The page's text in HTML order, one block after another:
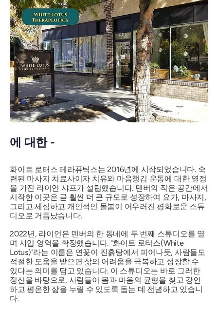
에 대한 -
화이트 로터스 테라퓨틱스는 2016년에 시작되었습니다. 숙
련된 마사지 치료사이자 치유와 마음챙김 운동에 대한 열정
을 가진 라이언 샤프가 설립했습니다. 덴버의 작은 공간에서
시작한 이곳은 곧 훨씬 더 큰 규모로 성장하여 요가, 마사지,
그리고 세심하고 개인적인 돌봄이 어우러진 평화로운 스튜
디오로 거듭났습니다.
2022년, 라이언은 덴버의 한 동네에 두 번째 스튜디오를 열
며 사업 영역을 확장했습니다. "화이트 로터스(White
Lotus)"라는 이름은 연꽃이 진흙탕에서 피어나듯, 사람들도
적절한 도움을 받으면 삶의 어려움을 극복하고 성장할 수
있다는 의미를 담고 있습니다. 이 스튜디오는 바로 그러한
정신을 바탕으로, 사람들이 몸과 마음의 균형을 찾고 강인
하고 평온한 삶을 누릴 수 있도록 돕는 데 전념하고 있습니
다.